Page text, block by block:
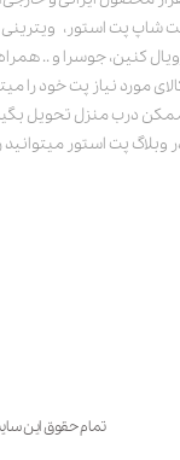
شاپ پت استور،
کنین، جوسرا و ..
مورد نیاز پت خود را
درب منزل تحویل
وبلاگ پت استور
تمام حقوق این